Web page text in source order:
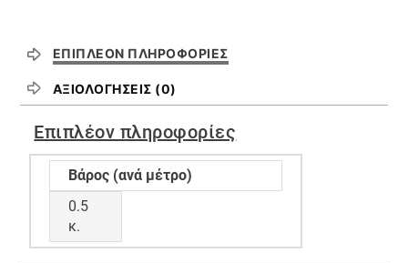
ΕΠΙΠΛΈΟΝ ΠΛΗΡΟΦΟΡΊΕΣ
ΑΞΙΟΛΟΓΉΣΕΙΣ (0)
Επιπλέον πληροφορίες
Βάρος (ανά μέτρο)
0.5
κ.